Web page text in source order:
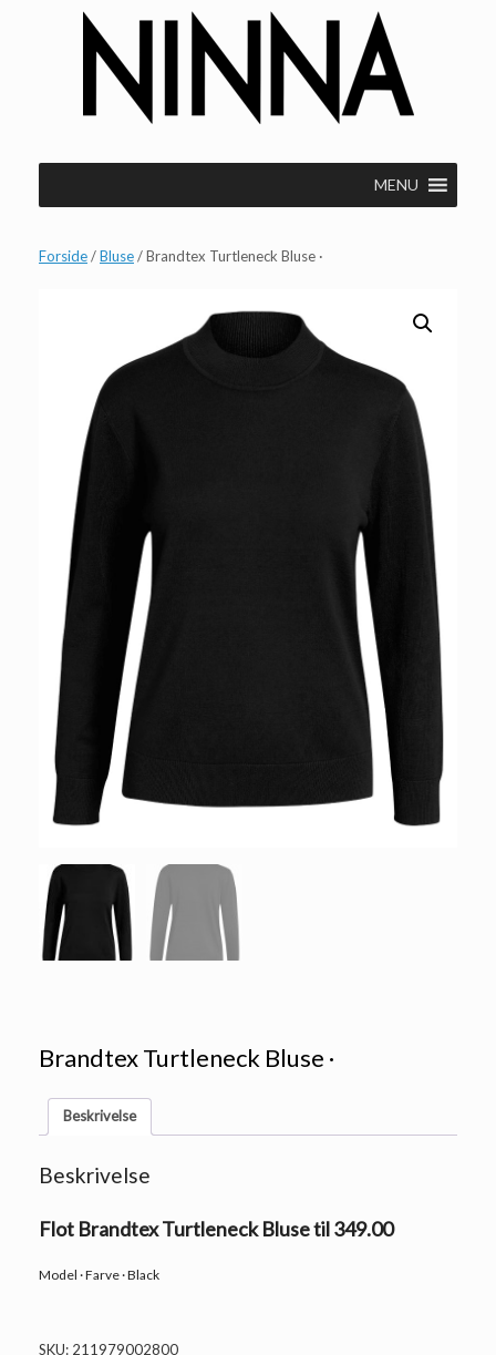
MENU
Forside/Bluse/ Brandtex Turtleneck Bluse ·
Brandtex Turtleneck Bluse ·
Beskrivelse
Beskrivelse
Flot Brandtex Turtleneck Bluse til 349.00
Model · Farve · Black
SKU: 211979002800